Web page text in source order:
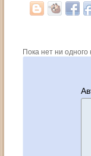
Пока нет ни